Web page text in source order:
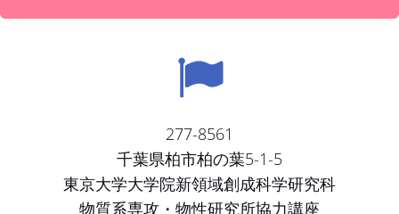
277-8561
千葉県柏市柏の葉5-1-5
東京大学大学院新領域創成科学研究科
物質系専攻・物性研究所協力講座